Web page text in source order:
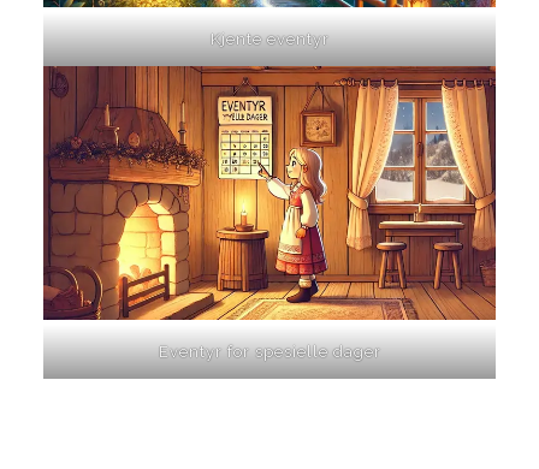
Kjente eventyr
Eventyr for spesielle dager